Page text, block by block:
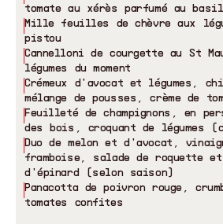
tomate au xérès parfumé au
Mille feuilles de chèvre aux
pistou
Cannelloni de courgette au St
légumes du moment
Crémeux d'avocat et légumes,
mélange de pousses, crème de
Feuilleté de champignons, en
des bois, croquant de légumes
Duo de melon et d'avocat,
framboise, salade de roquette et
d'épinard (selon saison)
Panacotta de poivron rouge,
tomates confites